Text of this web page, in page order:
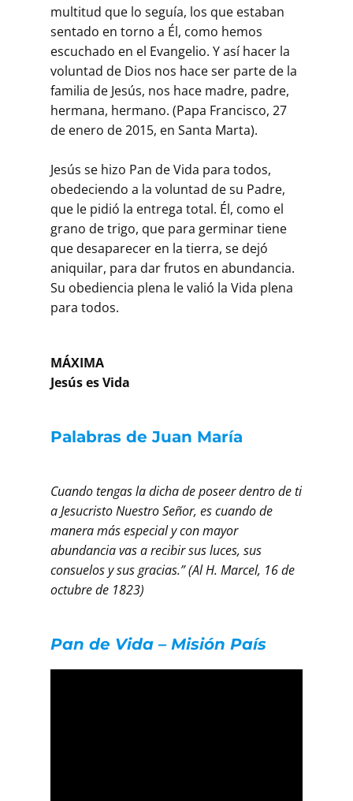
multitud que lo seguía, los que estaban
sentado en torno a Él, como hemos
escuchado en el Evangelio. Y así hacer la
voluntad de Dios nos hace ser parte de la
familia de Jesús, nos hace madre, padre,
hermana, hermano. (Papa Francisco, 27
de enero de 2015, en Santa Marta).
Jesús se hizo Pan de Vida para todos,
obedeciendo a la voluntad de su Padre,
que le pidió la entrega total. Él, como el
grano de trigo, que para germinar tiene
que desaparecer en la tierra, se dejó
aniquilar, para dar frutos en abundancia.
Su obediencia plena le valió la Vida plena
para todos.
MÁXIMA
Jesús es Vida
Palabras de Juan María
Cuando tengas la dicha de poseer dentro de ti
a Jesucristo Nuestro Señor, es cuando de
manera más especial y con mayor
abundancia vas a recibir sus luces, sus
consuelos y sus gracias.” (Al H. Marcel, 16 de
octubre de 1823)
Pan de Vida – Misión País